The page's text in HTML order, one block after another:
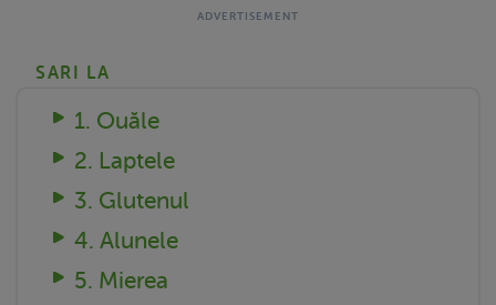
SARI LA
1. Ouăle
2. Laptele
3. Glutenul
4. Alunele
5. Mierea